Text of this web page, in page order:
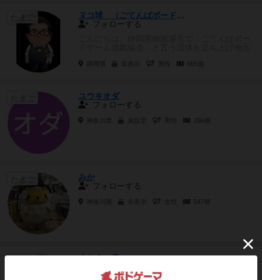
ヌコ球 （ごてんばボードゲーム遊戯協会）
フォローする
非表示 665個
ユウキオダ
フォローする
未設定 156個
みか
フォローする
非表示 女性 547個
まさき。🌘